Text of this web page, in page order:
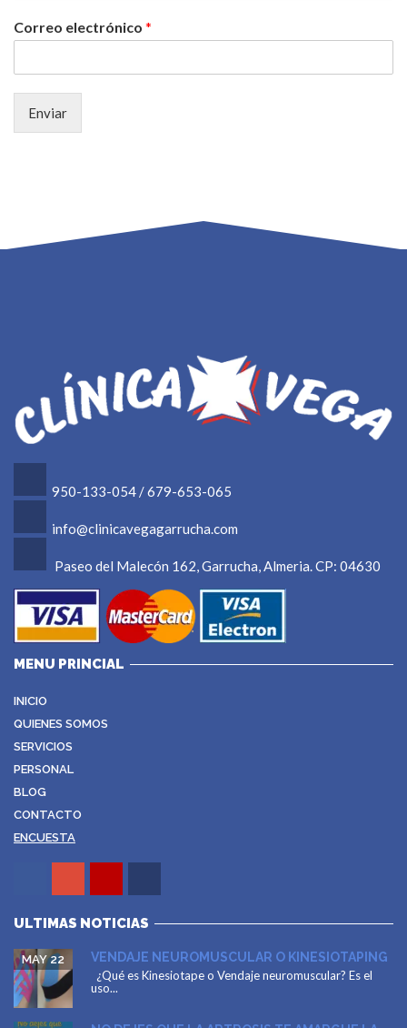
Correo electrónico *
Enviar
950-133-054 / 679-653-065
info@clinicavegagarrucha.com
Paseo del Malecón 162, Garrucha, Almeria. CP: 04630
MENU PRINCIAL
INICIO
QUIENES SOMOS
SERVICIOS
PERSONAL
BLOG
CONTACTO
ENCUESTA
ULTIMAS NOTICIAS
VENDAJE NEUROMUSCULAR O KINESIOTAPING
MAY 22
¿Qué es Kinesiotape o Vendaje neuromuscular? Es el
uso...